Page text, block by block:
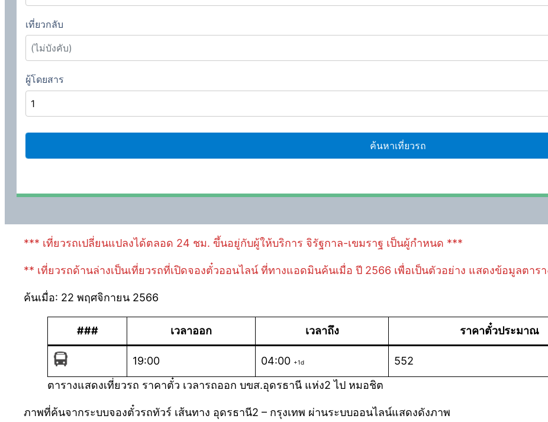
*** เที่ยวรถเปลี่ยนแปลงได้ตลอด 24 ชม. ขึ้นอยู่กับผู้ให้บริการ จิรัฐกาล-เขมราฐ เป็นผู้กำหนด ***
** เที่ยวรถด้านล่างเป็นเที่ยวรถที่เปิดจองตั๋วออนไลน์ ที่ทางแอดมินค้นเมื่อ ปี 2566 เพื่อเป็นตัวอย่าง แสดงข้อมูลตาร
ค้นเมื่อ: 22 พฤศจิกายน 2566
### เวลาออก เวลาถึง ราคาตั๋วประมาณ
19:00 04:00 +1d 552
ตารางแสดงเที่ยวรถ ราคาตั๋ว เวลารถออก บขส.อุดรธานี แห่ง2 ไป หมอชิต
ภาพที่ค้นจากระบบจองตั๋วรถทัวร์ เส้นทาง อุดรธานี2 – กรุงเทพ ผ่านระบบออนไลน์แสดงดังภาพ